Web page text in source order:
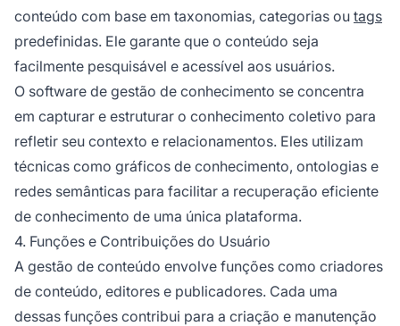
conteúdo com base em taxonomias, categorias ou tags
predefinidas. Ele garante que o conteúdo seja
facilmente pesquisável e acessível aos usuários.
O software de gestão de conhecimento se concentra
em capturar e estruturar o conhecimento coletivo para
refletir seu contexto e relacionamentos. Eles utilizam
técnicas como gráficos de conhecimento, ontologias e
redes semânticas para facilitar a recuperação eficiente
de conhecimento de uma única plataforma.
4. Funções e Contribuições do Usuário
A gestão de conteúdo envolve funções como criadores
de conteúdo, editores e publicadores. Cada uma
dessas funções contribui para a criação e manutenção